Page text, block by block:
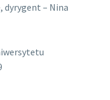
dyrygent – Nina